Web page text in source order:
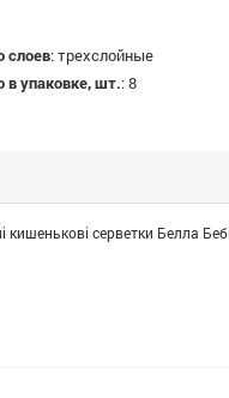
слоев:трехслойные
в упаковке, шт.:8
кишенькові серветки Белла